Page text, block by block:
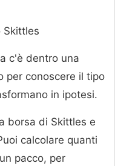
Skittles
c'è dentro una
per conoscere il tipo
in ipotesi.
borsa di Skittles e
calcolare quanti
pacco, per